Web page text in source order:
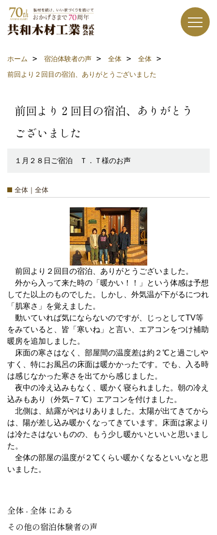
ホーム 宿泊体験者の声 全体
全体
前回より２回目の宿泊、ありがとうございました
前回より２回目の宿泊、ありがとう
ございました
１月２８日ご宿泊 Ｔ．Ｔ様のお声
全体｜全体
前回より２回目の宿泊、ありがとうございました。
外から入って来た時の「暖かい！！」という体感は予想
してた以上のものでした。しかし、外気温が下がるにつれ
「肌寒さ」を覚えました。
動いていれば気にならないのですが、じっとしてTV等
をみていると、皆「寒いね」と言い、エアコンをつけ補助
暖房を追加しました。
床面の寒さはなく、部屋間の温度差は約２℃と過ごしや
すく、特にお風呂の床面は暖かかったです。でも、入る時
は感じなかった寒さを出てから感じました。
夜中の冷え込みもなく、暖かく寝られました。朝の冷え
込みもあり（外気−７℃）エアコンを付けました。
北側は、結露がやはりありました。太陽が出てきてから
は、陽が差し込み暖かくなってきています。床面は家より
は冷たさはないものの、もう少し暖かいといいと思いまし
た。
全体の部屋の温度が２℃くらい暖かくなるといいなと思
いました。
全体 - 全体 にある
その他の宿泊体験者の声